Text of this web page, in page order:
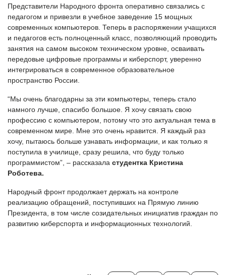
Представители Народного фронта оперативно связались с
педагогом и привезли в учебное заведение 15 мощных
современных компьютеров. Теперь в распоряжении учащихся
и педагогов есть полноценный класс, позволяющий проводить
занятия на самом высоком техническом уровне, осваивать
передовые цифровые программы и киберспорт, уверенно
интегрироваться в современное образовательное
пространство России.
“Мы очень благодарны за эти компьютеры, теперь стало
намного лучше, спасибо большое. Я хочу связать свою
профессию с компьютером, потому что это актуальная тема в
современном мире. Мне это очень нравится. Я каждый раз
хочу, пытаюсь больше узнавать информации, и как только я
поступила в училище, сразу решила, что буду только
программистом”, – рассказала студентка Кристина
Роботева.
Народный фронт продолжает держать на контроле
реализацию обращений, поступивших на Прямую линию
Президента, в том числе созидательных инициатив граждан по
развитию киберспорта и информационных технологий.